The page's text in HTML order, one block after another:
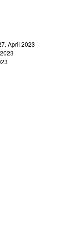
April 2023